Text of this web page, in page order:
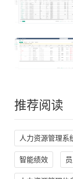
推荐阅读
人力资源管理系
智能绩效